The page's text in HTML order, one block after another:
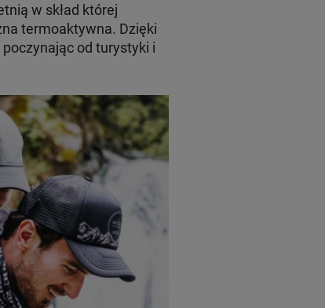
w skład której
termoaktywna. Dzięki
od turystyki i